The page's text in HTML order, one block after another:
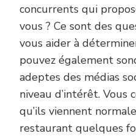
concurrents qui
vous ? Ce sont des
vous aider à
pouvez également
adeptes des médias
niveau d’intérêt.
qu’ils viennent
restaurant quelques